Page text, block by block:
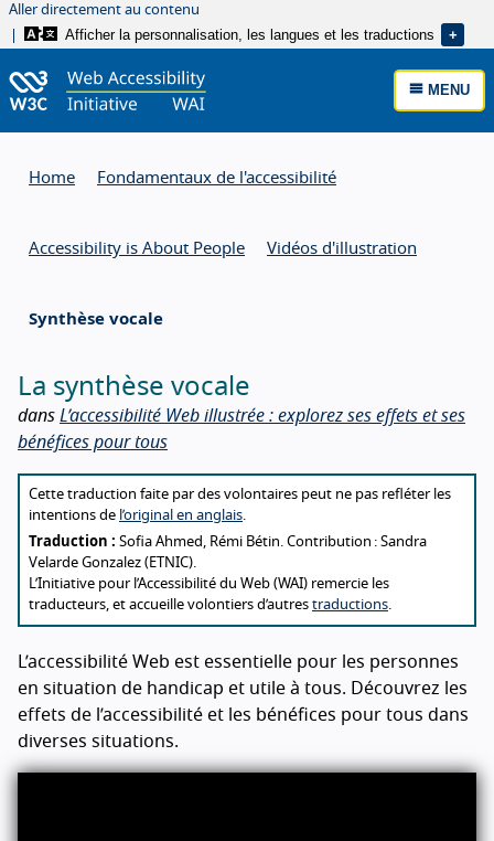
Aller directement au contenu
Afficher la personnalisation, les langues et les traductions
MENU
Home Fondamentaux de l'accessibilité
Accessibility is About People Vidéos d'illustration
Synthèse vocale
La synthèse vocale
dans L’accessibilité Web illustrée : explorez ses effets et ses
bénéfices pour tous
About this translation
Cette traduction faite par des volontaires peut ne pas refléter les
intentions de l’original en anglais.
Traduction : Sofia Ahmed, Rémi Bétin. Contribution : Sandra
Velarde Gonzalez (ETNIC).
L’Initiative pour l’Accessibilité du Web (WAI) remercie les
traducteurs, et accueille volontiers d’autres traductions.
L’accessibilité Web est essentielle pour les personnes
en situation de handicap et utile à tous. Découvrez les
effets de l’accessibilité et les bénéfices pour tous dans
diverses situations.
Vidéo sur la synthèse vocale